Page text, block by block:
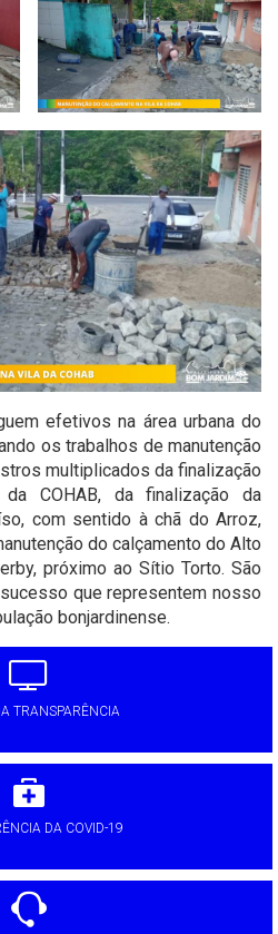
efetivos na área urbana do
os trabalhos de manutenção
multiplicados da finalização
COHAB, da finalização da
com sentido à chã do Arroz,
do calçamento do Alto
próximo ao Sítio Torto. São
que representem nosso
bonjardinense.
TRANSPARÊNCIA
DA COVID-19